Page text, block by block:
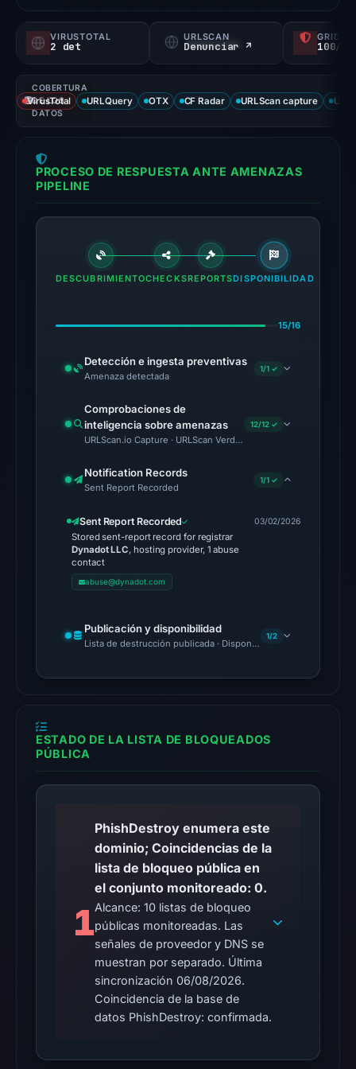
probability).
signals:
2
of
engines
the
on
Jul
UTC.
No
conclusive
timestamped
HTTP
response
available;
current
is
Other
No
matches
snapshot
from
Aug
6,
2026
at
02:20
UTC.
Google
Safe
VIRUSTOTAL
2 det
URLSCAN
Denunciar ↗ 100/
COBERTURA
DE LOS
DATOS
VirusTotal URLQuery OTX CF Radar URLScan capture
PROCESO DE RESPUESTA ANTE AMENAZAS
PIPELINE
DESCUBRIMIENTOCHECKSREPORTSDISPONIBILIDAD
15/16
Detección e ingesta preventivas
Amenaza detectada
1/1 ✓
Comprobaciones de
inteligencia sobre amenazas
URLScan.io Capture · URLScan Verdict · Cloudflare Radar
12/12 ✓
Notification Records
Sent Report Recorded
1/1 ✓
Sent Report Recorded
Stored sent-report record for registrar
Dynadot LLC, hosting provider, 1 abuse
contact
abuse@dynadot.com
03/02/2026
Publicación y disponibilidad
Lista de destrucción publicada · Disponibilidad no verificada
1/2
ESTADO DE LA LISTA DE BLOQUEADOS
PÚBLICA
1
PhishDestroy enumera este
dominio; Coincidencias de la
lista de bloqueo pública en
el conjunto monitoreado: 0.
Alcance: 10 listas de bloqueo
públicas monitoreadas. Las
señales de proveedor y DNS se
muestran por separado. Última
sincronización 06/08/2026.
Coincidencia de la base de
datos PhishDestroy: confirmada.